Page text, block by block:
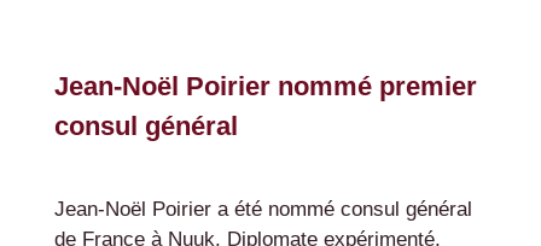
Jean-Noël Poirier nommé premier
consul général
Jean-Noël Poirier a été nommé consul général
de France à Nuuk. Diplomate expérimenté,